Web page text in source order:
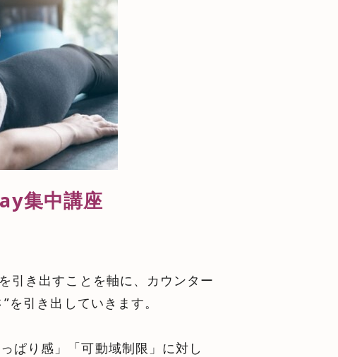
集中講座
引き出すことを軸に、 カウンター
を引き出 していきます。
ぱり感」「可動域制限」に対し